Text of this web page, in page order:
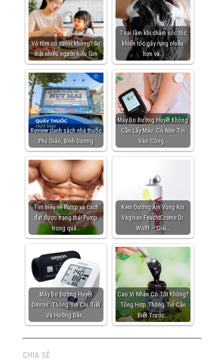
Vỏ tôm có canxi không? Sự
thật nhiều người hiểu lầm
7 sai lầm khi chăm sóc tóc
khiến tóc gãy rụng nhiều
hơn và…
Review danh sách nhà thuốc
Phú Giáo, Bình Dương
Máy Đo Đường Huyết Không
Cần Lấy Máu: Có Nên Tin
Vào Công…
Tìm hiểu về Pump và cách
đạt được trạng thái Pump
trong quá…
Kem Dưỡng Ẩm Vùng Kín
Vagisan FeuchtCreme Dr.
Wolff – Giải…
Máy Đo Đường Huyết
Omron: Thông Tin Chi Tiết
Và Hướng Dẫn…
Cao Vị Nhân Có Tốt Không?
Tổng Hợp Thông Tin Cần
Biết Trước…
CHIA SẺ